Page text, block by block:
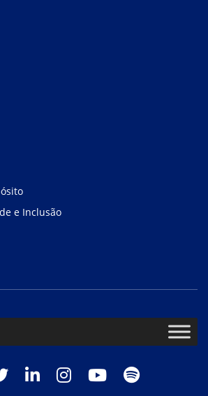
e Inclusão
TwitterLinkedIn
Instagram
YoutubeSpotify